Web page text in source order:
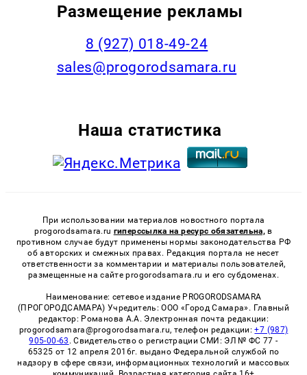
Размещение рекламы
8 (927) 018-49-24
sales@progorodsamara.ru
Наша статистика
При использовании материалов новостного портала
progorodsamara.ru гиперссылка на ресурс обязательна, в
противном случае будут применены нормы законодательства РФ
об авторских и смежных правах. Редакция портала не несет
ответственности за комментарии и материалы пользователей,
размещенные на сайте progorodsamara.ru и его субдоменах.
Наименование: сетевое издание PROGORODSAMARA
(ПРОГОРОДСАМАРА) Учредитель: ООО «Город Самара». Главный
редактор: Романова А.А. Электронная почта редакции:
progorodsamara@progorodsamara.ru, телефон редакции:+7 (987)
905-00-63 . Свидетельство о регистрации СМИ: ЭЛ № ФС 77 -
65325 от 12 апреля 2016г. выдано Федеральной службой по
надзору в сфере связи, информационных технологий и массовых